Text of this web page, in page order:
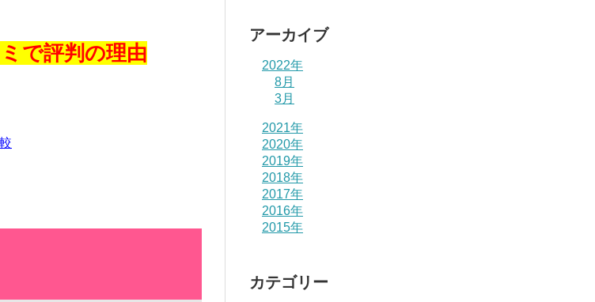
で評判の理由
アーカイブ
2022年
8月
3月
2021年
2020年
2019年
2018年
2017年
2016年
2015年
カテゴリー